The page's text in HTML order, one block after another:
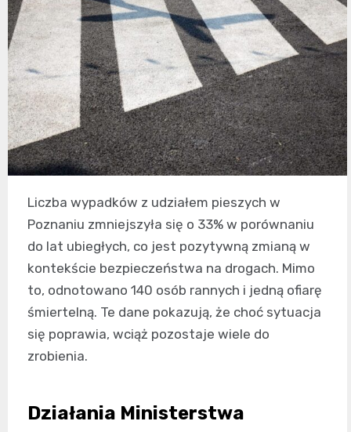
Liczba wypadków z udziałem pieszych w
Poznaniu zmniejszyła się o 33% w porównaniu
do lat ubiegłych, co jest pozytywną zmianą w
kontekście bezpieczeństwa na drogach. Mimo
to, odnotowano 140 osób rannych i jedną ofiarę
śmiertelną. Te dane pokazują, że choć sytuacja
się poprawia, wciąż pozostaje wiele do
zrobienia.
Działania Ministerstwa